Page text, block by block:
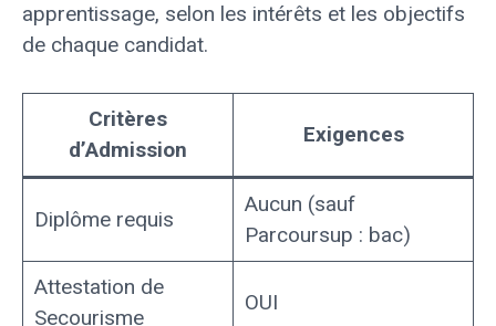
apprentissage, selon les intérêts et les objectifs
de chaque candidat.
Critères
d’Admission
Exigences
Diplôme requis
Aucun (sauf
Parcoursup : bac)
Attestation de
Secourisme
OUI